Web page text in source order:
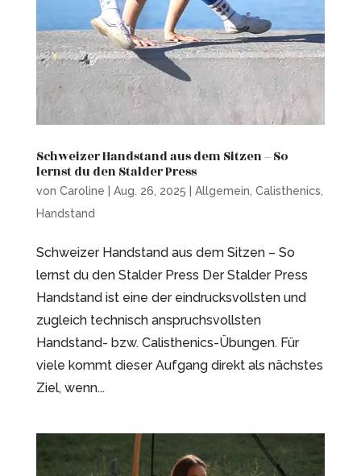
Schweizer Handstand aus dem Sitzen – So
lernst du den Stalder Press
von Caroline | Aug. 26, 2025 | Allgemein Calisthenics
Handstand
Schweizer Handstand aus dem Sitzen – So
lernst du den Stalder Press Der Stalder Press
Handstand ist eine der eindrucksvollsten und
zugleich technisch anspruchsvollsten
Handstand- bzw. Calisthenics-Übungen. Für
viele kommt dieser Aufgang direkt als nächstes
Ziel, wenn...